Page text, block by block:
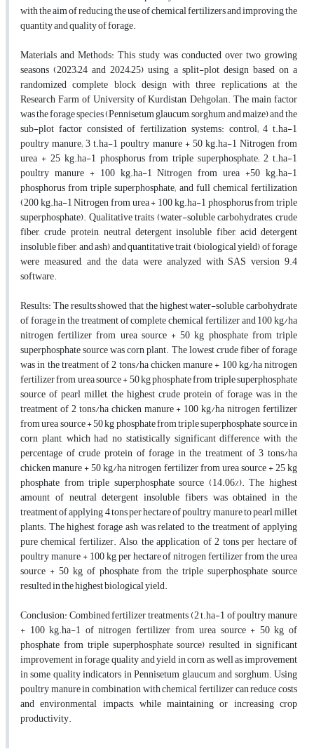
with the aim of reducing the use of chemical fertilizers and improving the
quantity and quality of forage.
Materials and Methods: This study was conducted over two growing
seasons (2023–24 and 2024–25) using a split-plot design based on a
randomized complete block design with three replications at the
Research Farm of University of Kurdistan, Dehgolan. The main factor
was the forage species (Pennisetum glaucum, sorghum and maize) and the
sub-plot factor consisted of fertilization systems: control; 4 t.ha-1
poultry manure; 3 t.ha-1 poultry manure + 50 kg.ha-1 Nitrogen from
urea + 25 kg.ha-1 phosphorus from triple superphosphate; 2 t.ha-1
poultry manure + 100 kg.ha-1 Nitrogen from urea +50 kg.ha-1
phosphorus from triple superphosphate; and full chemical fertilization
(200 kg.ha-1 Nitrogen from urea + 100 kg.ha-1 phosphorus from triple
superphosphate). Qualitative traits (water-soluble carbohydrates, crude
fiber, crude protein, neutral detergent insoluble fiber, acid detergent
insoluble fiber, and ash) and quantitative trait (biological yield) of forage
were measured, and the data were analyzed with SAS version 9.4
software.
Results: The results showed that the highest water-soluble carbohydrate
of forage in the treatment of complete chemical fertilizer and 100 kg/ha
nitrogen fertilizer from urea source + 50 kg phosphate from triple
superphosphate source was corn plant. The lowest crude fiber of forage
was in the treatment of 2 tons/ha chicken manure + 100 kg/ha nitrogen
fertilizer from urea source + 50 kg phosphate from triple superphosphate
source of pearl millet, the highest crude protein of forage was in the
treatment of 2 tons/ha chicken manure + 100 kg/ha nitrogen fertilizer
from urea source + 50 kg phosphate from triple superphosphate source in
corn plant, which had no statistically significant difference with the
percentage of crude protein of forage in the treatment of 3 tons/ha
chicken manure + 50 kg/ha nitrogen fertilizer from urea source + 25 kg
phosphate from triple superphosphate source (14.06%). The highest
amount of neutral detergent insoluble fibers was obtained in the
treatment of applying 4 tons per hectare of poultry manure to pearl millet
plants. The highest forage ash was related to the treatment of applying
pure chemical fertilizer. Also, the application of 2 tons per hectare of
poultry manure + 100 kg per hectare of nitrogen fertilizer from the urea
source + 50 kg of phosphate from the triple superphosphate source
resulted in the highest biological yield.
Conclusion: Combined fertilizer treatments (2 t.ha-1 of poultry manure
+ 100 kg.ha-1 of nitrogen fertilizer from urea source + 50 kg of
phosphate from triple superphosphate source) resulted in significant
improvement in forage quality and yield in corn as well as improvement
in some quality indicators in Pennisetum glaucum and sorghum. Using
poultry manure in combination with chemical fertilizer can reduce costs
and environmental impacts, while maintaining or increasing crop
productivity.